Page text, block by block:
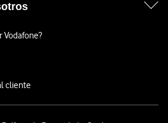
Vodafone?
cliente